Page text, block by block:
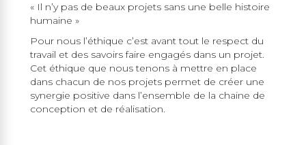
« Il n’y pas de beaux projets sans une belle histoire
humaine »
Pour nous l’éthique c’est avant tout le respect du
travail et des savoirs faire engagés dans un projet.
Cet éthique que nous tenons à mettre en place
dans chacun de nos projets permet de créer une
synergie positive dans l’ensemble de la chaine de
conception et de réalisation.